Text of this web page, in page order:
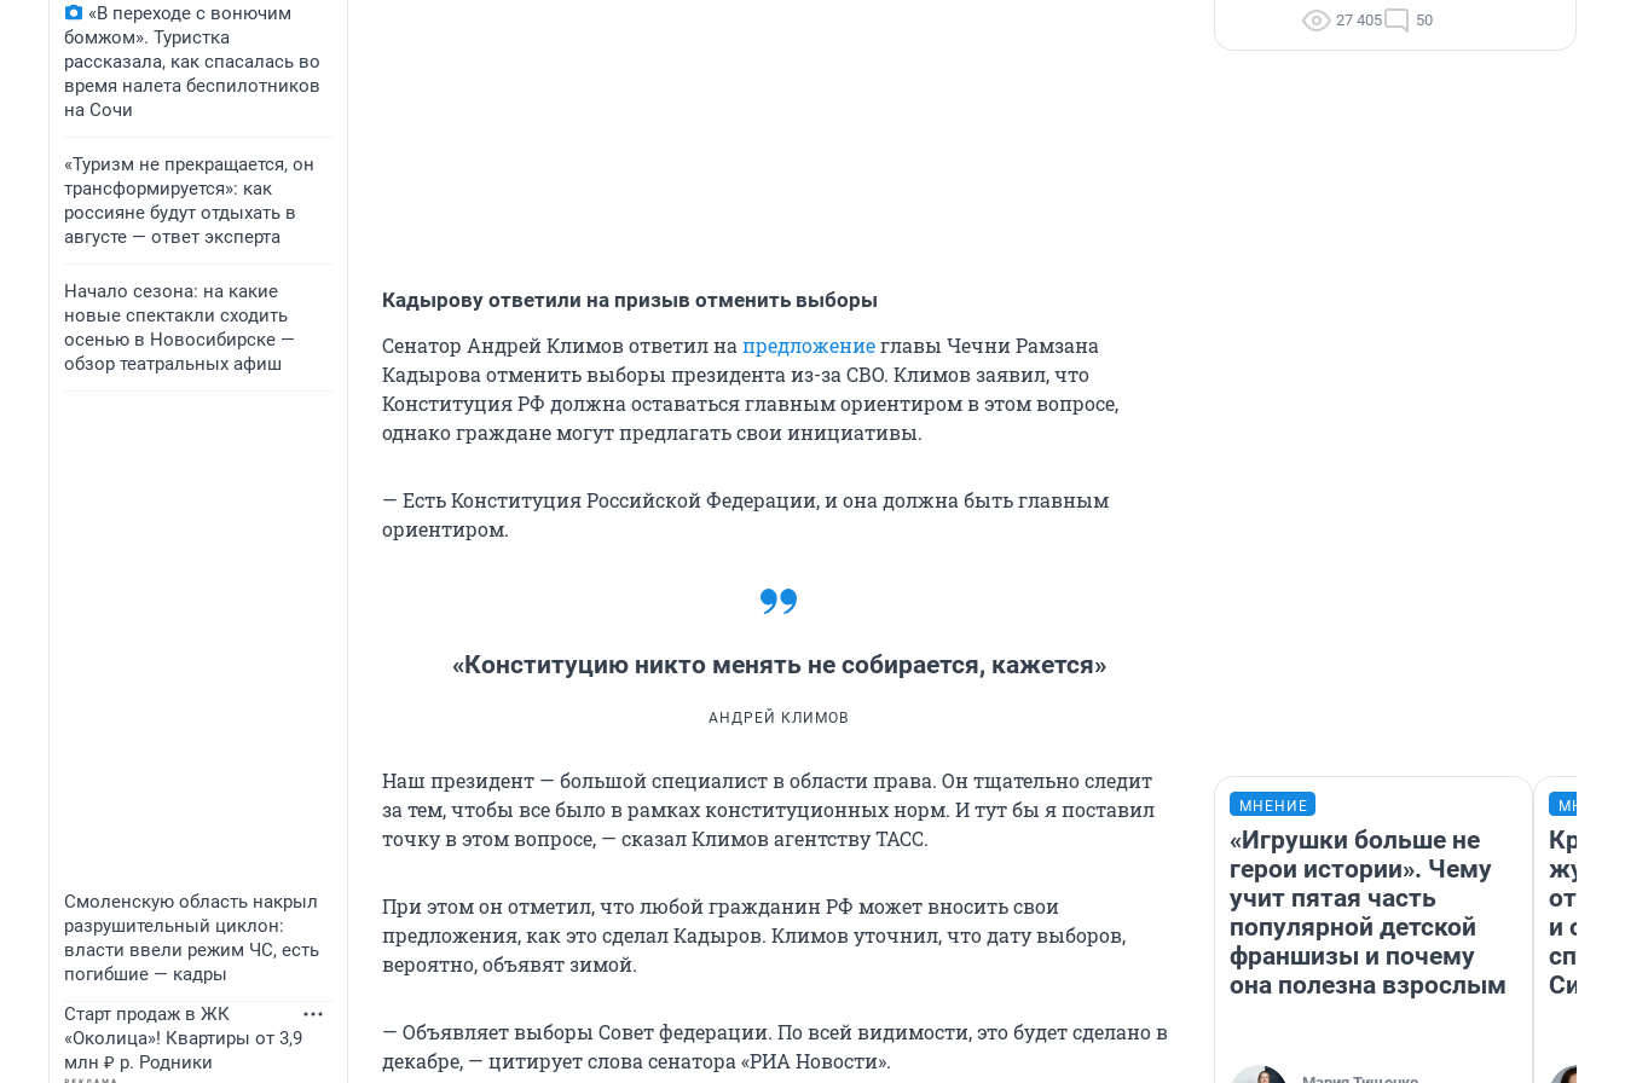
«В переходе с вонючим
бомжом». Туристка
рассказала, как спасалась во
время налета беспилотников
на Сочи
«Туризм не прекращается, он
трансформируется»: как
россияне будут отдыхать в
августе — ответ эксперта
Начало сезона: на какие
новые спектакли сходить
осенью в Новосибирске —
обзор театральных афиш
Смоленскую область накрыл
разрушительный циклон:
власти ввели режим ЧС, есть
погибшие — кадры
Старт продаж в ЖК
«Околица»! Квартиры от 3,9
млн ₽ р. Родники
Кадырову ответили на призыв отменить выборы
Сенатор Андрей Климов ответил на предложениеглавы Чечни Рамзана
Кадырова отменить выборы президента из-за СВО. Климов заявил, что
Конституция РФ должна оставаться главным ориентиром в этом вопросе,
однако граждане могут предлагать свои инициативы.
— Есть Конституция Российской Федерации, и она должна быть главным
ориентиром.
«Конституцию никто менять не собирается, кажется»
АНДРЕЙ КЛИМОВ
Наш президент — большой специалист в области права. Он тщательно следит
за тем, чтобы все было в рамках конституционных норм. И тут бы я поставил
точку в этом вопросе, — сказал Климов агентству ТАСС.
При этом он отметил, что любой гражданин РФ может вносить свои
предложения, как это сделал Кадыров. Климов уточнил, что дату выборов,
вероятно, объявят зимой.
— Объявляет выборы Совет федерации. По всей видимости, это будет сделано в
декабре, — цитирует слова сенатора «РИА Новости».
27 405 50
МНЕНИЕ
«Игрушки больше не
герои истории». Чему
учит пятая часть
популярной детской
франшизы и почему
она полезна взрослым
и